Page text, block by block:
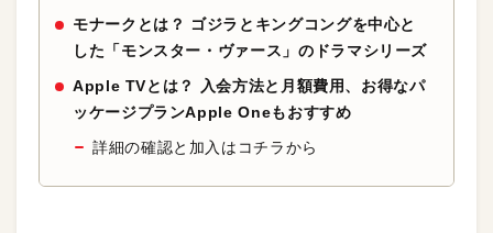
モナークとは？ ゴジラとキングコングを中心と
した「モンスター・ヴァース」のドラマシリーズ
Apple TVとは？ 入会方法と月額費用、お得なパ
ッケージプランApple Oneもおすすめ
詳細の確認と加入はコチラから